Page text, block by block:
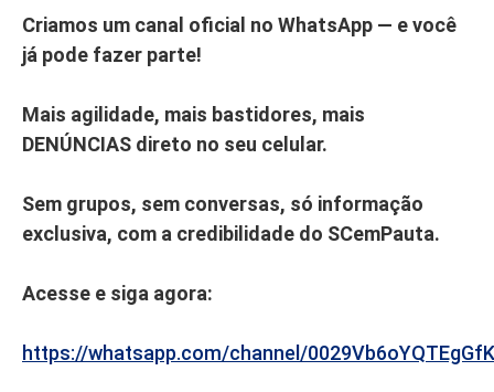
Criamos um canal oficial no WhatsApp — e você
já pode fazer parte!
Mais agilidade, mais bastidores, mais
DENÚNCIAS direto no seu celular.
Sem grupos, sem conversas, só informação
exclusiva, com a credibilidade do SCemPauta.
Acesse e siga agora:
https://whatsapp.com/channel/